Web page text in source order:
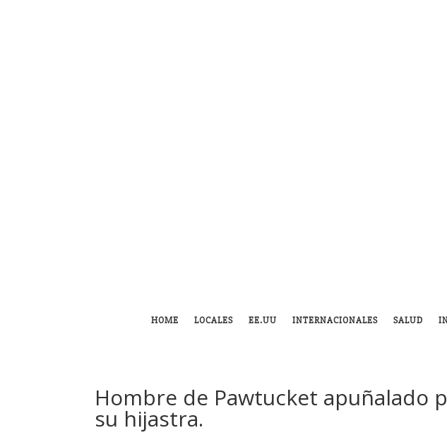
HOME LOCALES EE.UU INTERNACIONALES SALUD
Hombre de Pawtucket apuñalado
su hijastra.